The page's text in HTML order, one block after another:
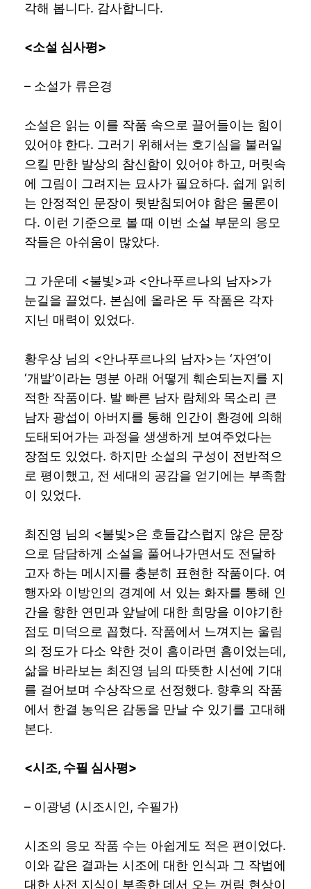
각해 봅니다. 감사합니다.
<소설 심사평>
– 소설가 류은경
소설은 읽는 이를 작품 속으로 끌어들이는 힘이
있어야 한다. 그러기 위해서는 호기심을 불러일
으킬 만한 발상의 참신함이 있어야 하고, 머릿속
에 그림이 그려지는 묘사가 필요하다. 쉽게 읽히
는 안정적인 문장이 뒷받침되어야 함은 물론이
다. 이런 기준으로 볼 때 이번 소설 부문의 응모
작들은 아쉬움이 많았다.
그 가운데 <불빛>과 <안나푸르나의 남자>가
눈길을 끌었다. 본심에 올라온 두 작품은 각자
지닌 매력이 있었다.
황우상 님의 <안나푸르나의 남자>는 ‘자연’이
‘개발’이라는 명분 아래 어떻게 훼손되는지를 지
적한 작품이다. 발 빠른 남자 람체와 목소리 큰
남자 광섭이 아버지를 통해 인간이 환경에 의해
도태되어가는 과정을 생생하게 보여주었다는
장점도 있었다. 하지만 소설의 구성이 전반적으
로 평이했고, 전 세대의 공감을 얻기에는 부족함
이 있었다.
최진영 님의 <불빛>은 호들갑스럽지 않은 문장
으로 담담하게 소설을 풀어나가면서도 전달하
고자 하는 메시지를 충분히 표현한 작품이다. 여
행자와 이방인의 경계에 서 있는 화자를 통해 인
간을 향한 연민과 앞날에 대한 희망을 이야기한
점도 미덕으로 꼽혔다. 작품에서 느껴지는 울림
의 정도가 다소 약한 것이 흠이라면 흠이었는데,
삶을 바라보는 최진영 님의 따뜻한 시선에 기대
를 걸어보며 수상작으로 선정했다. 향후의 작품
에서 한결 농익은 감동을 만날 수 있기를 고대해
본다.
<시조, 수필 심사평>
– 이광녕 (시조시인, 수필가)
시조의 응모 작품 수는 아쉽게도 적은 편이었다.
이와 같은 결과는 시조에 대한 인식과 그 작법에
대한 사전 지식이 부족한 데서 오는 꺼림 현상이